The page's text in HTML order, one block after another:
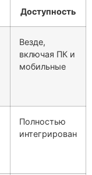
Доступность
Везде,
включая ПК и
мобильные
Полностью
интегрирован